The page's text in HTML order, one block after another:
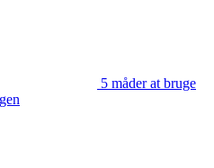
5 måder at bruge